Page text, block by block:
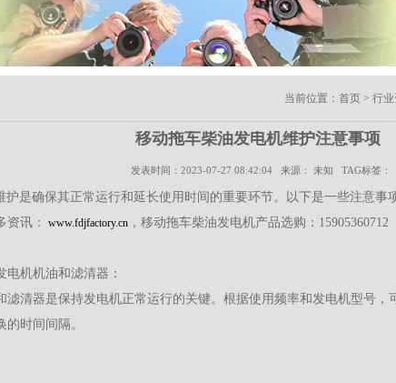
当前位置： 首页 > 行
移动拖车柴油发电机维护注意事项
发表时间： 2023-07-27 08:42:04 来源： 未知 TAG标签：
护是确保其正常运行和延长使用时间的重要环节。以下是一些注意事
资讯：
www.fdjfactory.cn ，移动拖车柴油发电机产品选购：15905360712
电机机油和滤清器：
滤清器是保持发电机正常运行的关键。根据使用频率和发电机型号，
时间间隔。